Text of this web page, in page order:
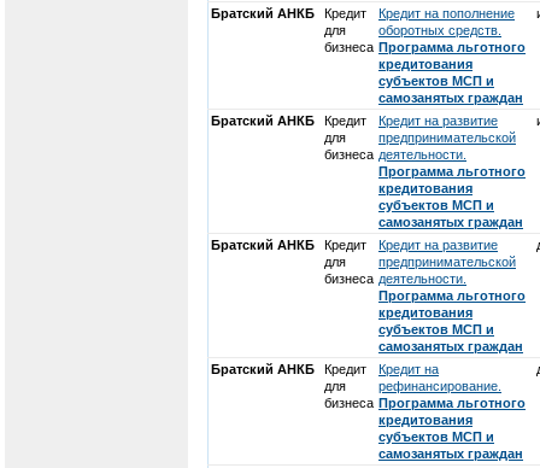
Братский АНКБ
Кредит
для
бизнеса
Кредит на пополнение
оборотных средств.
Программа льготного
кредитования
субъектов МСП и
самозанятых граждан
Братский АНКБ
Кредит
для
бизнеса
Кредит на развитие
предпринимательской
деятельности.
Программа льготного
кредитования
субъектов МСП и
самозанятых граждан
Братский АНКБ
Кредит
для
бизнеса
Кредит на развитие
предпринимательской
деятельности.
Программа льготного
кредитования
субъектов МСП и
самозанятых граждан
Братский АНКБ
Кредит
для
бизнеса
Кредит на
рефинансирование.
Программа льготного
кредитования
субъектов МСП и
самозанятых граждан